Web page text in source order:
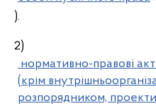
).
2)
нормативно-правові
(крім
розпорядником,